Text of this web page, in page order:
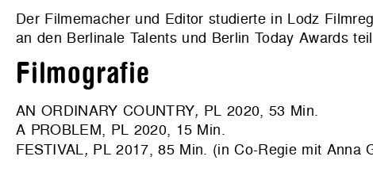
Der Filmemacher und Editor studierte in Lodz
an den Berlinale Talents und Berlin Today Awards
Filmografie
AN ORDINARY COUNTRY, PL 2020, 53 Min.
A PROBLEM, PL 2020, 15 Min.
FESTIVAL, PL 2017, 85 Min. (in Co-Regie mit Anna